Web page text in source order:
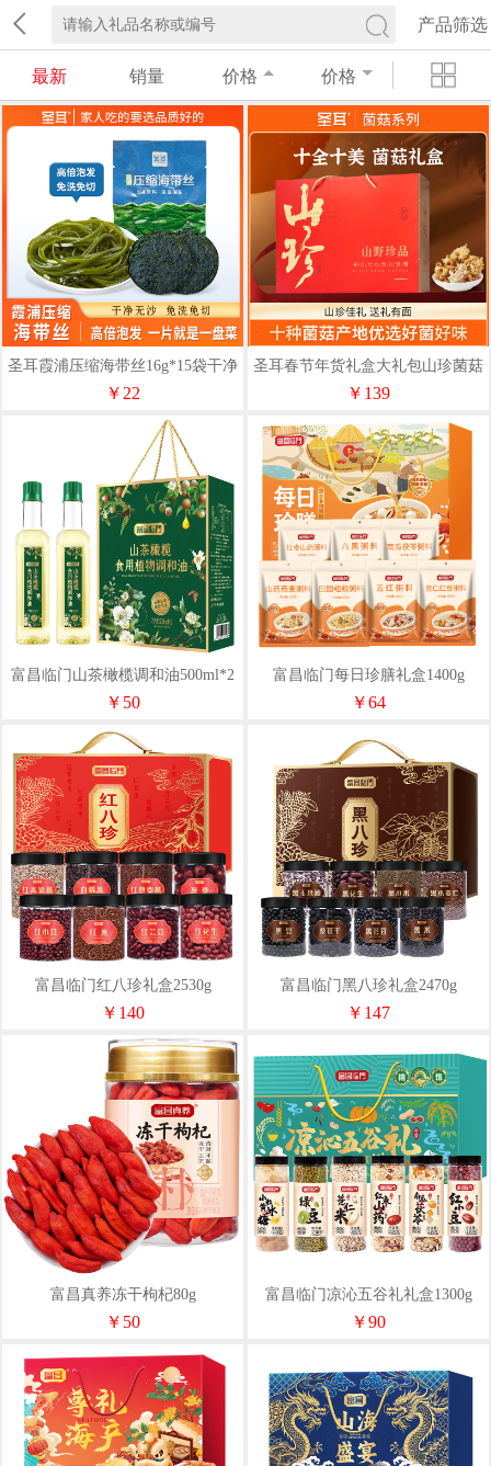
产品筛选
最新 销量 价格 价格
圣耳霞浦压缩海带丝16g*15袋干净
方便好吃煲汤
￥22
圣耳春节年货礼盒大礼包山珍菌菇
野生菌类干货汤料包干货新送礼
￥139
富昌临门山茶橄榄调和油500ml*2
￥50
富昌临门每日珍膳礼盒1400g
￥64
富昌临门红八珍礼盒2530g
￥140
富昌临门黑八珍礼盒2470g
￥147
富昌真养冻干枸杞80g
￥50
富昌临门凉沁五谷礼礼盒1300g
￥90